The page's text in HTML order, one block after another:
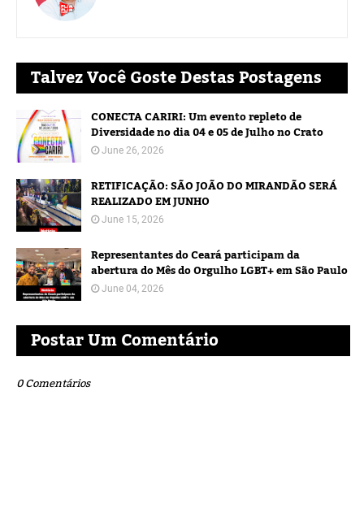
Talvez Você Goste Destas Postagens
CONECTA CARIRI: Um evento repleto de
Diversidade no dia 04 e 05 de Julho no Crato
June 26, 2026
RETIFICAÇÃO: SÃO JOÃO DO MIRANDÃO SERÁ
REALIZADO EM JUNHO
June 15, 2026
Representantes do Ceará participam da
abertura do Mês do Orgulho LGBT+ em São Paulo
June 04, 2026
Postar Um Comentário
0 Comentários